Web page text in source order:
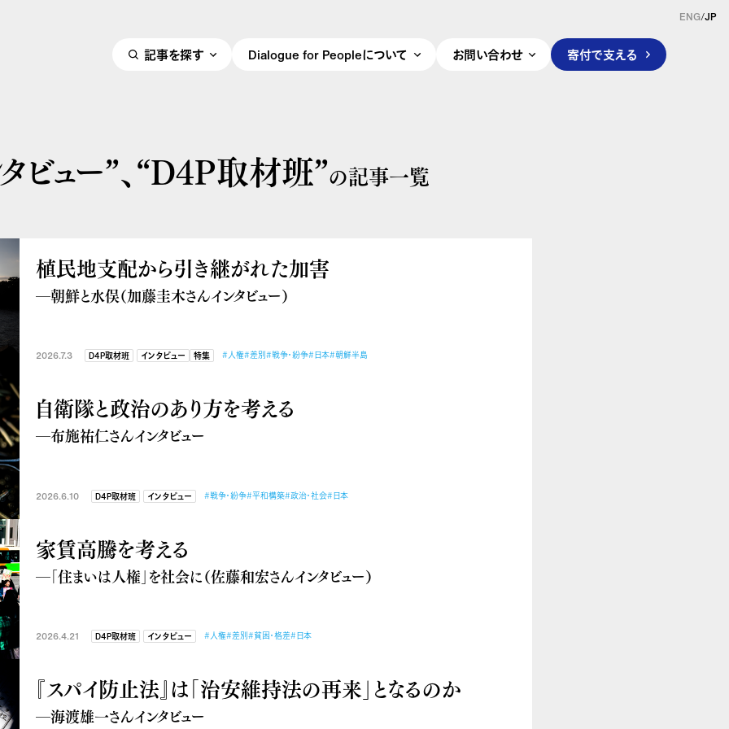
記事を探す Dialogue for Peopleについて お問い合わせ 寄付で支える
ENG/JP
ビュー”、“D4P取材班”の記事一覧
植民地支配から引き継がれた加害
―朝鮮と水俣（加藤圭木さんインタビュー）
2026.7.3 D4P取材班 インタビュー 特集 #人権#差別#戦争・紛争#日本#朝鮮半島
自衛隊と政治のあり方を考える
―布施祐仁さんインタビュー
2026.6.10 D4P取材班 インタビュー #戦争・紛争#平和構築#政治・社会#日本
家賃高騰を考える
―「住まいは人権」を社会に（佐藤和宏さんインタビュー）
2026.4.21 D4P取材班 インタビュー #人権#差別#貧困・格差#日本
『スパイ防止法』は「治安維持法の再来」となるのか
―海渡雄一さんインタビュー